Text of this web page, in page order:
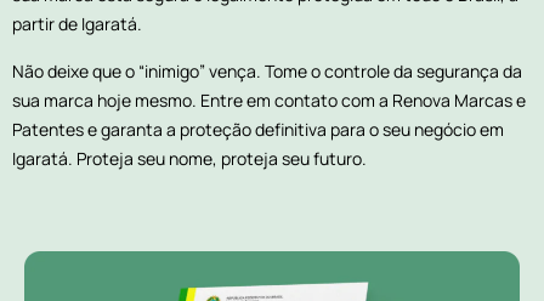
partir de Igaratá.
Não deixe que o “inimigo” vença. Tome o controle da segurança da
sua marca hoje mesmo. Entre em contato com a Renova Marcas e
Patentes e garanta a proteção definitiva para o seu negócio em
Igaratá. Proteja seu nome, proteja seu futuro.